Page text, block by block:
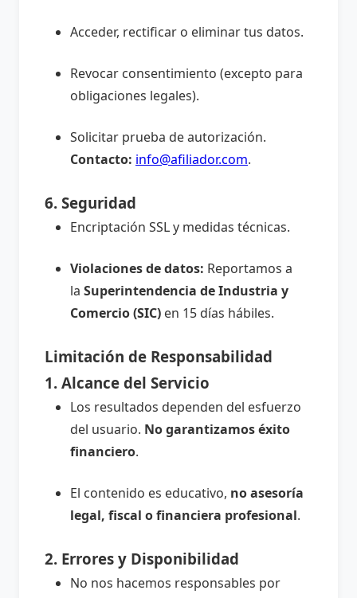
Acceder, rectificar o eliminar tus datos.
Revocar consentimiento (excepto para
obligaciones legales).
Solicitar prueba de autorización.
Contacto: info@afiliador.com.
6. Seguridad
Encriptación SSL y medidas técnicas.
Violaciones de datos: Reportamos a
la Superintendencia de Industria y
Comercio (SIC) en 15 días hábiles.
Limitación de Responsabilidad
1. Alcance del Servicio
Los resultados dependen del esfuerzo
del usuario. No garantizamos éxito
financiero.
El contenido es educativo, no asesoría
legal, fiscal o financiera profesional.
2. Errores y Disponibilidad
No nos hacemos responsables por